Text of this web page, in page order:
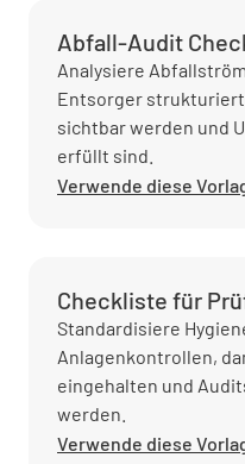
Abfall-Audit
Analysiere
Entsorger
sichtbar werden und
erfüllt sind.
Verwende diese
Checkliste für
Standardisiere
Anlagenkontrollen,
eingehalten und
werden.
Verwende diese